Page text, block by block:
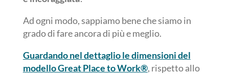
Ad ogni modo, sappiamo bene che siamo in
grado di fare ancora di più e meglio.
Guardando nel dettaglio le dimensioni del
modello Great Place to Work®, rispetto allo